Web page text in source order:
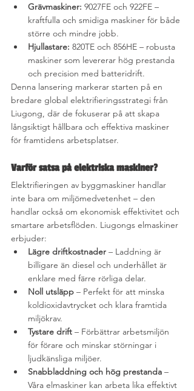
Grävmaskiner: 9027FE och 922FE –
kraftfulla och smidiga maskiner för både
större och mindre jobb.
Hjullastare: 820TE och 856HE – robusta
maskiner som levererar hög prestanda
och precision med batteridrift.
Denna lansering markerar starten på en
bredare global elektrifieringsstrategi från
Liugong, där de fokuserar på att skapa
långsiktigt hållbara och effektiva maskiner
för framtidens arbetsplatser.
Varför satsa på elektriska maskiner?
Elektrifieringen av byggmaskiner handlar
inte bara om miljömedvetenhet – den
handlar också om ekonomisk effektivitet och
smartare arbetsflöden. Liugongs elmaskiner
erbjuder:
Lägre driftkostnader – Laddning är
billigare än diesel och underhållet är
enklare med färre rörliga delar.
Noll utsläpp – Perfekt för att minska
koldioxidavtrycket och klara framtida
miljökrav.
Tystare drift – Förbättrar arbetsmiljön
för förare och minskar störningar i
ljudkänsliga miljöer.
Snabbladdning och hög prestanda –
Våra elmaskiner kan arbeta lika effektivt